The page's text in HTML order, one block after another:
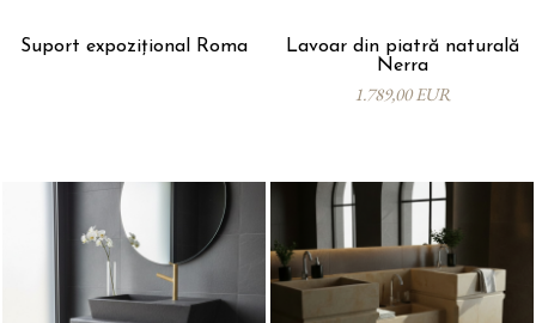
Suport expozițional Roma
Lavoar din piatră naturală
Nerra
1.789,00 EUR